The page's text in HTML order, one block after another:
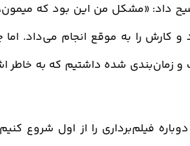
داد: «مشکل من این بود که
کارش را به موقع انجام می‌داد.
زمان‌بندی‌ شده داشتیم که به خاطر
فیلم‌برداری را از اول شروع